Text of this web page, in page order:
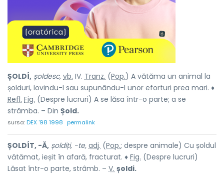
ȘOLDÍ, șoldesc, vb. IV. Tranz. (Pop.) A vătăma un animal la
șolduri, lovindu-l sau supunându-l unor eforturi prea mari. ♦
Refl. Fig. (Despre lucruri) A se lăsa într-o parte; a se
strâmba. – Din Șold.
sursa:DEX '98 1998 permalink
ȘOLDÍT, -Ă, șoldiți, -te, adj. (Pop.; despre animale) Cu șoldul
vătămat, ieșit în afară, fracturat. ♦ Fig. (Despre lucruri)
Lăsat într-o parte, strâmb. – V. șoldi.